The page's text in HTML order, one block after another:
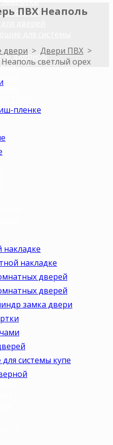
ключами
для системы
дверной
ПВХ Неаполь
> Двери ПВХ >
светлый орех
пленке
накладке
накладке
дверей
дверей
замка двери
системы купе